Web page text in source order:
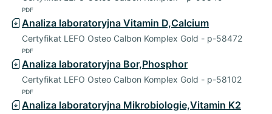
PDF
Analiza laboratoryjna Vitamin D,Calcium
Certyfikat LEFO Osteo Calbon Komplex Gold - p-58472
PDF
Analiza laboratoryjna Bor,Phosphor
Certyfikat LEFO Osteo Calbon Komplex Gold - p-58102
PDF
Analiza laboratoryjna Mikrobiologie,Vitamin K2